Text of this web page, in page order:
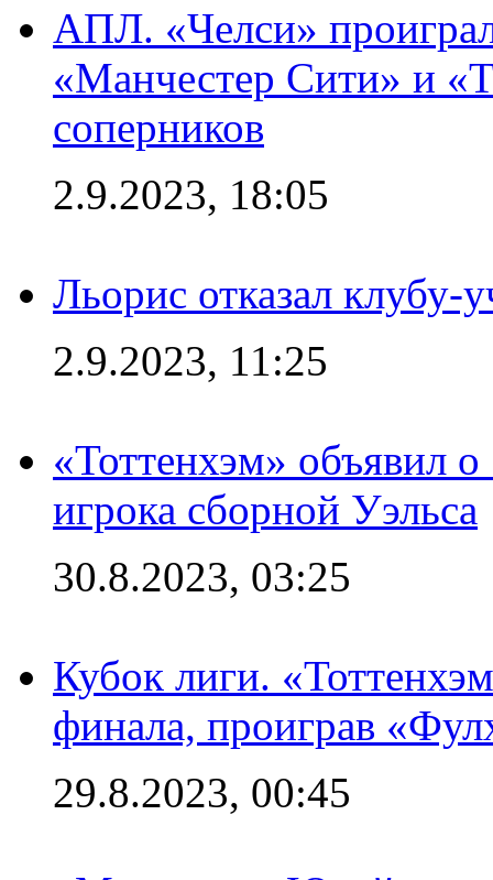
АПЛ. «Челси»
«Манчестер Сити» и
соперников
2.9.2023, 18:05
Льорис отказал клубу-
2.9.2023, 11:25
«Тоттенхэм» объявил
игрока сборной Уэльса
30.8.2023, 03:25
Кубок лиги.
финала, проиграв
29.8.2023, 00:45